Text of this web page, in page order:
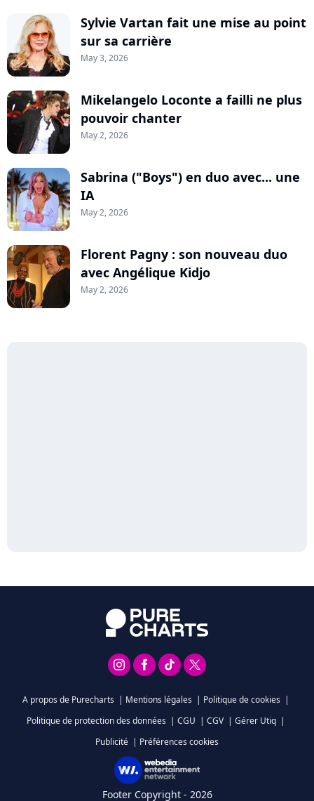
Sylvie Vartan fait une mise au point
sur sa carrière
May 3, 2026
Mikelangelo Loconte a failli ne plus
pouvoir chanter
May 2, 2026
Sabrina ("Boys") en duo avec... une
IA
May 2, 2026
Florent Pagny : son nouveau duo
avec Angélique Kidjo
May 2, 2026
A propos de Purecharts | Mentions légales | Politique de cookies |
Politique de protection des données | CGU | CGV | Gérer Utiq |
Publicité | Préférences cookies
Footer Copyright - 2026